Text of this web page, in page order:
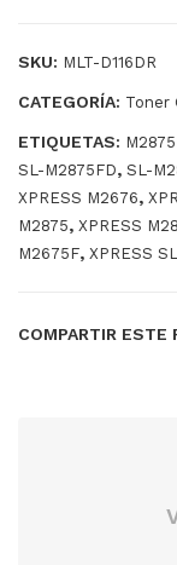
SKU: MLT-D116DR
CATEGORÍA: Toner
ETIQUETAS:
SL-M2875FD, SL-
XPRESS M2676,
M2875, XPRESS
M2675F, XPRESS
COMPARTIR ESTE